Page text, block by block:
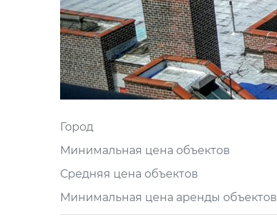
Город
Минимальная цена объектов
Средняя цена объектов
Минимальная цена аренды объектов